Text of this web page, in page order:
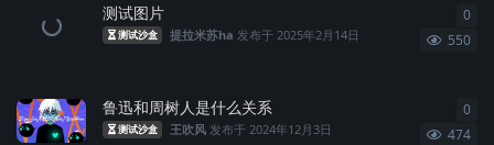
测试图片
测试沙盒 提拉米苏ha 发布于 2025年2月14日 550
0
鲁迅和周树人是什么关系
测试沙盒 王吹风 发布于 2024年12月3日 474
0